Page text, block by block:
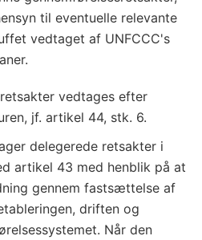
til eventuelle relevante
vedtaget af UNFCCC's
vedtages efter
jf. artikel 44, stk. 6.
delegerede retsakter i
artikel 43 med henblik på at
gennem fastsættelse af
driften og
Når den